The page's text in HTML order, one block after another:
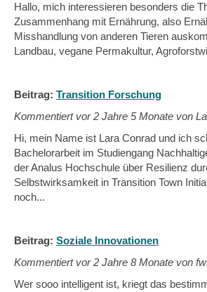
Hallo, mich interessieren besonders die
Zusammenhang mit Ernährung, also
Misshandlung von anderen Tieren
Landbau, vegane Permakultur,
Beitrag: Transition Forschung
Kommentiert vor2 Jahre 5 Monate von
Hi, mein Name ist Lara Conrad und ich
Bachelorarbeit im Studiengang
der Analus Hochschule über Resilienz
Selbstwirksamkeit in Transition Town
noch...
Beitrag: Soziale Innovationen
Kommentiert vor2 Jahre 8 Monate von
Wer sooo intelligent ist, kriegt das